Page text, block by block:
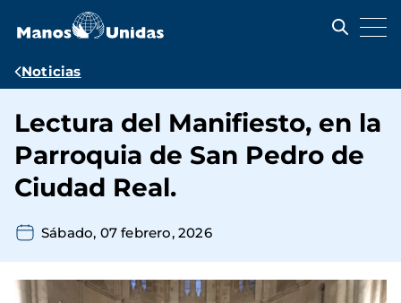
contenido
Ruta
navegación
Noticias
Lectura del Manifiesto, en la
Parroquia de San Pedro de
Ciudad Real.
Sábado, 07 febrero, 2026